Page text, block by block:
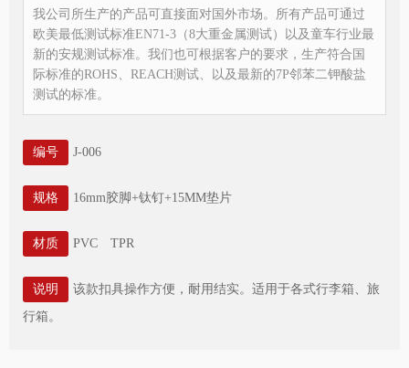
我公司所生产的产品可直接面对国外市场。所有产品可通过
欧美最低测试标准EN71-3（8大重金属测试）以及童车行业最
新的安规测试标准。我们也可根据客户的要求，生产符合国
际标准的ROHS、REACH测试、以及最新的7P邻苯二钾酸盐
测试的标准。
编号 J-006
规格 16mm胶脚+钛钉+15MM垫片
材质 PVC TPR
说明
该款扣具操作方便，耐用结实。适用于各式行李箱、旅
行箱。